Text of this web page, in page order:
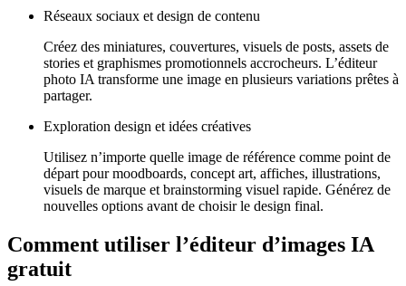
Réseaux sociaux et design de contenu
Créez des miniatures, couvertures, visuels de posts, assets de
stories et graphismes promotionnels accrocheurs. L’éditeur
photo IA transforme une image en plusieurs variations prêtes à
partager.
Exploration design et idées créatives
Utilisez n’importe quelle image de référence comme point de
départ pour moodboards, concept art, affiches, illustrations,
visuels de marque et brainstorming visuel rapide. Générez de
nouvelles options avant de choisir le design final.
Comment utiliser l’éditeur d’images IA
gratuit